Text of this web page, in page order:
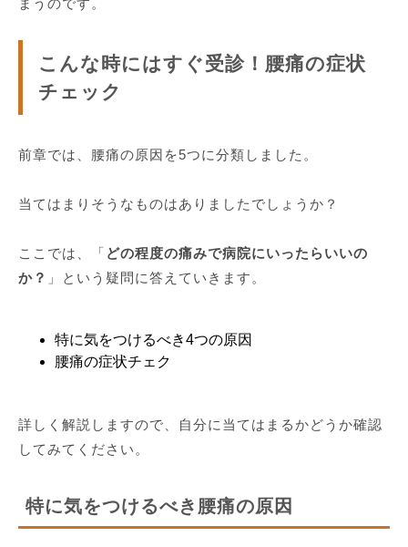
こんな時にはすぐ受診！腰痛の症状
チェック
前章では、腰痛の原因を5つに分類しました。
当てはまりそうなものはありましたでしょうか？
ここでは、「 どの程度の痛みで病院にいったらいいの
か？ 」という疑問に答えていきます。
特に気をつけるべき4つの原因
腰痛の症状チェク
詳しく解説しますので、自分に当てはまるかどうか確認
してみてください。
特に気をつけるべき腰痛の原因